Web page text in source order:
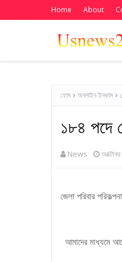
Home About
হোম অনলাইন ইনকাম
১৮৪ পদে
News
জেলা পরিবার
আমাদের মাধ্যমে